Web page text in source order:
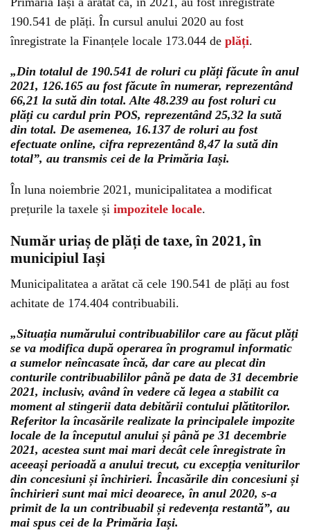
190.541 de plăți. În cursul anului 2020 au fost
înregistrate la Finanțele locale 173.044 de plăți.
„Din totalul de 190.541 de roluri cu plăți făcute în anul
2021, 126.165 au fost făcute în numerar, reprezentând
66,21 la sută din total. Alte 48.239 au fost roluri cu
plăți cu cardul prin POS, reprezentând 25,32 la sută
din total. De asemenea, 16.137 de roluri au fost
efectuate online, cifra reprezentând 8,47 la sută din
total”, au transmis cei de la Primăria Iași.
În luna noiembrie 2021, municipalitatea a modificat
prețurile la taxele și impozitele locale.
Număr uriaș de plăți de taxe, în 2021, în
municipiul Iași
Municipalitatea a arătat că cele 190.541 de plăți au fost
achitate de 174.404 contribuabili.
„Situația numărului contribuabililor care au făcut plăți
se va modifica după operarea în programul informatic
a sumelor neîncasate încă, dar care au plecat din
conturile contribuabililor până pe data de 31 decembrie
2021, inclusiv, având în vedere că legea a stabilit ca
moment al stingerii data debitării contului plătitorilor.
Referitor la încasările realizate la principalele impozite
locale de la începutul anului și până pe 31 decembrie
2021, acestea sunt mai mari decât cele înregistrate în
aceeași perioadă a anului trecut, cu excepția veniturilor
din concesiuni și închirieri. Încasările din concesiuni și
închirieri sunt mai mici deoarece, în anul 2020, s-a
primit de la un contribuabil și redevența restantă”, au
mai spus cei de la Primăria Iași.